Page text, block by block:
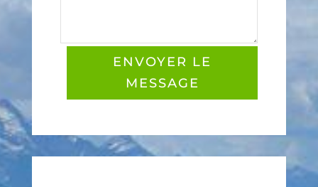
ENVOYER LE
MESSAGE